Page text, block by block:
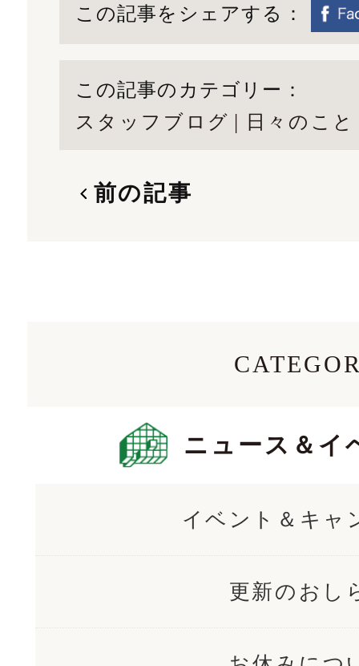
この記事をシェアする：
この記事のカテゴリー：
スタッフブログ
日々のこと
前の記事
ニュース＆イ
イベント＆キャ
更新のおし